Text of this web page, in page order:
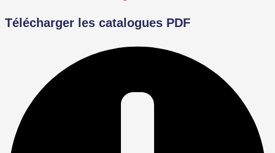
Télécharger les catalogues PDF